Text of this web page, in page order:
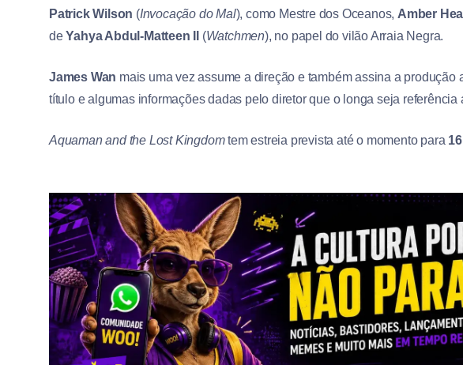
Patrick Wilson (Invocação do Mal), como Mestre dos Oceanos, Amber
deYahya Abdul-Matteen II (Watchmen), no papel do vilão Arraia Negra.
James Wan mais uma vez assume a direção e também assina a produção
título e algumas informações dadas pelo diretor que o longa seja referência
Aquaman and the Lost Kingdomtem estreia prevista até o momento para